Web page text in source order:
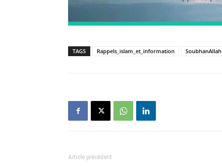
TAGS Rappels_islam_et_information SoubhanAllah
Article précédent